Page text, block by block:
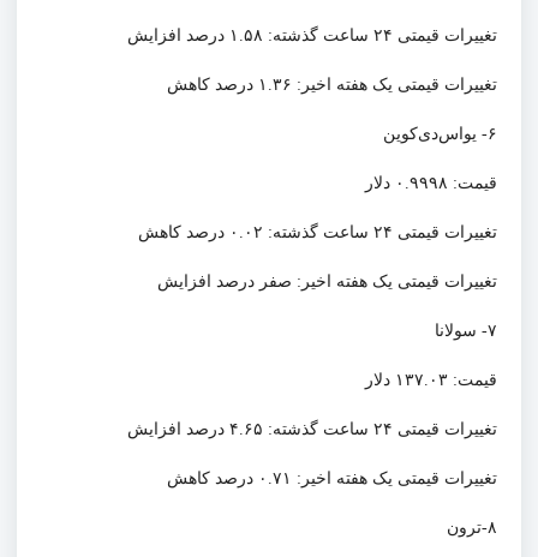
تغییرات قیمتی ۲۴ ساعت گذشته: ۱.۵۸ درصد افزایش
تغییرات قیمتی یک هفته اخیر: ۱.۳۶ درصد کاهش
۶- یواس‌دی‌کوین
قیمت: ۰.۹۹۹۸ دلار
تغییرات قیمتی ۲۴ ساعت گذشته: ۰.۰۲ درصد کاهش
تغییرات قیمتی یک هفته اخیر: صفر درصد افزایش
۷- سولانا
قیمت: ۱۳۷.۰۳ دلار
تغییرات قیمتی ۲۴ ساعت گذشته: ۴.۶۵ درصد افزایش
تغییرات قیمتی یک هفته اخیر: ۰.۷۱ درصد کاهش
۸-ترون